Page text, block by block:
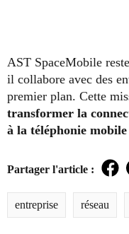
AST SpaceMobile
il collabore avec des
premier plan. Cette
transformer la
à la téléphonie
Partager l'article :
entreprise réseau